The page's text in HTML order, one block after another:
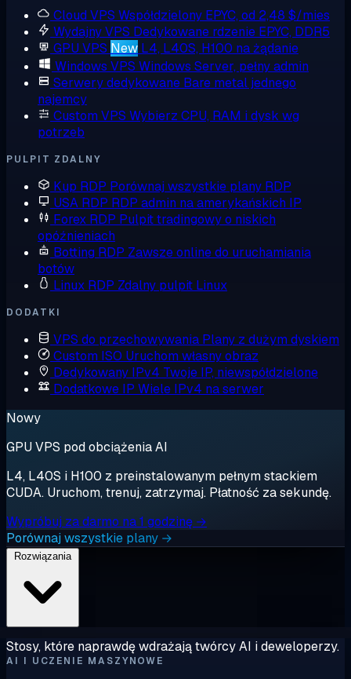
Cloud VPS Współdzielony EPYC, od 2,48 $/mies
Wydajny VPS Dedykowane rdzenie EPYC, DDR5
GPU VPS New L4, L40S, H100 na żądanie
Windows VPS Windows Server, pełny admin
Serwery dedykowane Bare metal jednego
najemcy
Custom VPS Wybierz CPU, RAM i dysk wg
potrzeb
PULPIT ZDALNY
Kup RDP Porównaj wszystkie plany RDP
USA RDP RDP admin na amerykańskich IP
Forex RDP Pulpit tradingowy o niskich
opóźnieniach
Botting RDP Zawsze online do uruchamiania
botów
Linux RDP Zdalny pulpit Linux
DODATKI
VPS do przechowywania Plany z dużym dyskiem
Custom ISO Uruchom własny obraz
Dedykowany IPv4 Twoje IP, niewspółdzielone
Dodatkowe IP Wiele IPv4 na serwer
Nowy
GPU VPS pod obciążenia AI
L4, L40S i H100 z preinstalowanym pełnym stackiem
CUDA. Uruchom, trenuj, zatrzymaj. Płatność za sekundę.
Wypróbuj za darmo na 1 godzinę →
Porównaj wszystkie plany →
Rozwiązania
Stosy, które naprawdę wdrażają twórcy AI i deweloperzy.
AI I UCZENIE MASZYNOWE